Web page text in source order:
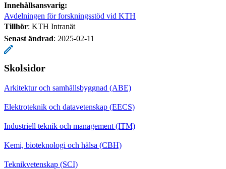
Innehållsansvarig:
Avdelningen för forskningsstöd vid KTH
Tillhör: KTH Intranät
Senast ändrad: 2025-02-11
Skolsidor
Arkitektur och samhällsbyggnad (ABE)
Elektroteknik och datavetenskap (EECS)
Industriell teknik och management (ITM)
Kemi, bioteknologi och hälsa (CBH)
Teknikvetenskap (SCI)